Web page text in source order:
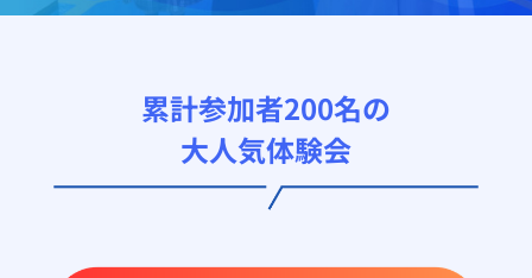
累計参加者200名の
大人気体験会